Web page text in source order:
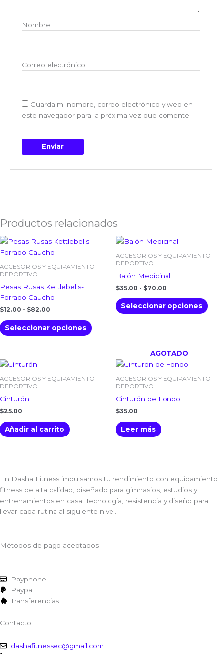
Nombre
Correo electrónico
Guarda mi nombre, correo electrónico y web en
este navegador para la próxima vez que comente.
Productos relacionados
ACCESORIOS Y EQUIPAMIENTO
DEPORTIVO
Pesas Rusas Kettlebells-
Forrado Caucho
$12.00 - $82.00
Rango
precios:
$12.00
$82.00
Seleccionar opciones
Este
múltiples
variantes.
opciones
pueden
de
ACCESORIOS Y EQUIPAMIENTO
DEPORTIVO
Balón Medicinal
$35.00 - $70.00
Rango
precios:
hasta
Seleccionar opciones
de
ACCESORIOS Y EQUIPAMIENTO
DEPORTIVO
Cinturón
$25.00
Añadir al carrito
AGOTADO
ACCESORIOS Y EQUIPAMIENTO
DEPORTIVO
Cinturón de Fondo
$35.00
Leer más
En Dasha Fitness impulsamos tu rendimiento con equipamiento
fitness de alta calidad, diseñado para gimnasios, estudios y
entrenamientos en casa. Tecnología, resistencia y diseño para
llevar cada rutina al siguiente nivel.
Métodos de pago aceptados
Payphone
Paypal
Transferencias
Contacto
dashafitnessec@gmail.com